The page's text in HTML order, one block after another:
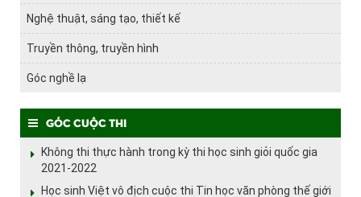
Nghệ thuật, sáng tạo, thiết kế
Truyền thông, truyền hình
Góc nghề lạ
Góc cuộc thi
Không thi thực hành trong kỳ thi học sinh giỏi quốc gia
2021-2022
Học sinh Việt vô địch cuộc thi Tin học văn phòng thế giới